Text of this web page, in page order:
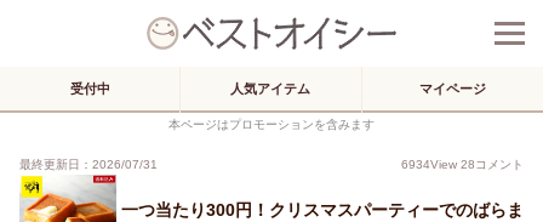
受付中 人気アイテム マイページ
本ページはプロモーションを含みます
最終更新日：2026/07/31 6934View 28コメント
一つ当たり300円！クリスマスパーティーでのばらま